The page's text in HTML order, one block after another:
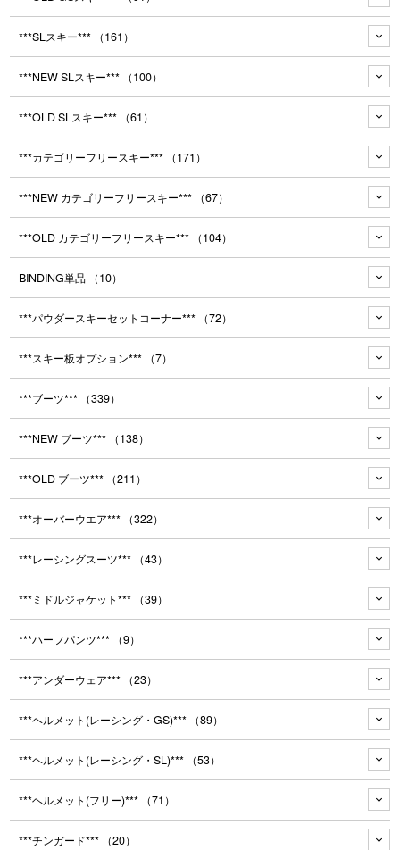
***SLスキー*** （161）
***NEW SLスキー*** （100）
***OLD SLスキー*** （61）
***カテゴリーフリースキー*** （171）
***NEW カテゴリーフリースキー*** （67）
***OLD カテゴリーフリースキー*** （104）
BINDING単品 （10）
***パウダースキーセットコーナー*** （72）
***スキー板オプション*** （7）
***ブーツ*** （339）
***NEW ブーツ*** （138）
***OLD ブーツ*** （211）
***オーバーウエア*** （322）
***レーシングスーツ*** （43）
***ミドルジャケット*** （39）
***ハーフパンツ*** （9）
***アンダーウェア*** （23）
***ヘルメット(レーシング・GS)*** （89）
***ヘルメット(レーシング・SL)*** （53）
***ヘルメット(フリー)*** （71）
***チンガード*** （20）